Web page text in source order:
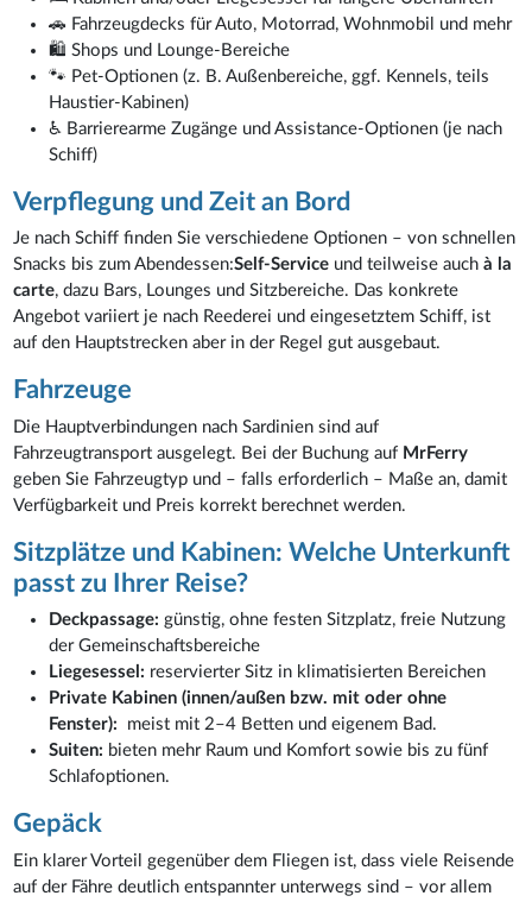
🚗 Fahrzeugdecks für Auto, Motorrad, Wohnmobil und mehr
🛍️ Shops und Lounge-Bereiche
🐾 Pet-Optionen (z. B. Außenbereiche, ggf. Kennels, teils
Haustier-Kabinen)
♿ Barrierearme Zugänge und Assistance-Optionen (je nach
Schiff)
Verpflegung und Zeit an Bord
Je nach Schiff finden Sie verschiedene Optionen – von schnellen
Snacks bis zum Abendessen:Self-Service und teilweise auchà la
carte, dazu Bars, Lounges und Sitzbereiche. Das konkrete
Angebot variiert je nach Reederei und eingesetztem Schiff, ist
auf den Hauptstrecken aber in der Regel gut ausgebaut.
Fahrzeuge
Die Hauptverbindungen nach Sardinien sind auf
Fahrzeugtransport ausgelegt. Bei der Buchung auf MrFerry
geben Sie Fahrzeugtyp und – falls erforderlich – Maße an, damit
Verfügbarkeit und Preis korrekt berechnet werden.
Sitzplätze und Kabinen: Welche Unterkunft
passt zu Ihrer Reise?
Deckpassage: günstig, ohne festen Sitzplatz, freie Nutzung
der Gemeinschaftsbereiche
Liegesessel: reservierter Sitz in klimatisierten Bereichen
Private Kabinen (innen/außen bzw. mit oder ohne
Fenster): meist mit 2–4 Betten und eigenem Bad.
Suiten: bieten mehr Raum und Komfort sowie bis zu fünf
Schlafoptionen.
Gepäck
Ein klarer Vorteil gegenüber dem Fliegen ist, dass viele Reisende
auf der Fähre deutlich entspannter unterwegs sind – vor allem